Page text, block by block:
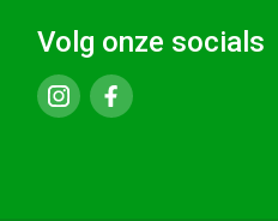
Volg onze socials